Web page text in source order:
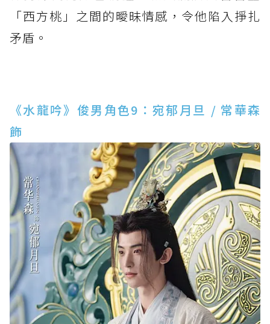
「西方桃」之間的曖昧情感，令他陷入掙扎
矛盾。
《水龍吟》俊男角色9：宛郁月旦 / 常華森
飾